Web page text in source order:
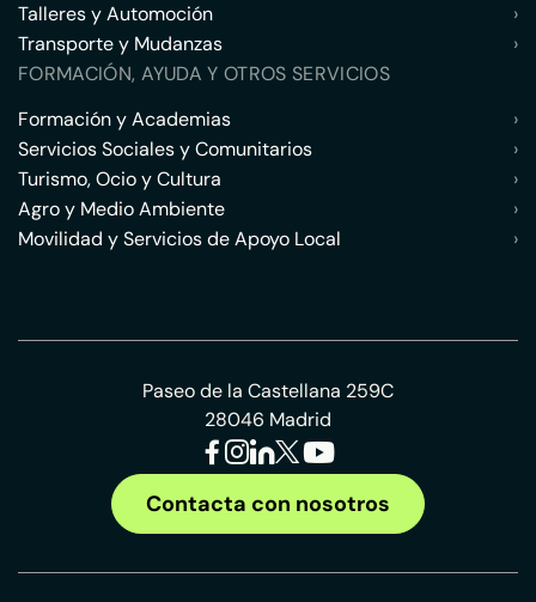
Talleres y Automoción
›
Transporte y Mudanzas
›
FORMACIÓN, AYUDA Y OTROS SERVICIOS
Formación y Academias
›
Servicios Sociales y Comunitarios
›
Turismo, Ocio y Cultura
›
Agro y Medio Ambiente
›
Movilidad y Servicios de Apoyo Local
›
Paseo de la Castellana 259C
28046 Madrid
Contacta con nosotros